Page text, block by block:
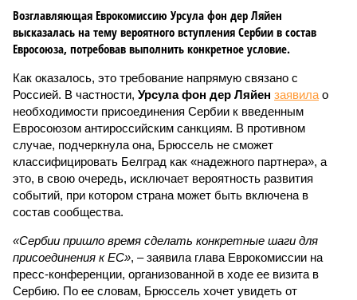
Возглавляющая Еврокомиссию Урсула фон дер Ляйен
высказалась на тему вероятного вступления Сербии в состав
Евросоюза, потребовав выполнить конкретное условие.
Как оказалось, это требование напрямую связано с
Россией. В частности, Урсула фон дер Ляйен заявила о
необходимости присоединения Сербии к введенным
Евросоюзом антироссийским санкциям. В противном
случае, подчеркнула она, Брюссель не сможет
классифицировать Белград как «надежного партнера», а
это, в свою очередь, исключает вероятность развития
событий, при котором страна может быть включена в
состав сообщества.
«Сербии пришло время сделать конкретные шаги для
присоединения к ЕС», – заявила глава Еврокомиссии на
пресс-конференции, организованной в ходе ее визита в
Сербию. По ее словам, Брюссель хочет увидеть от